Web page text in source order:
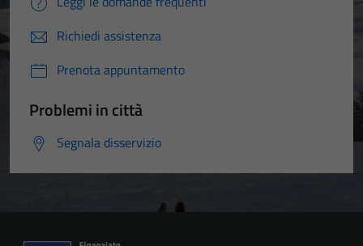
Richiedi assistenza
Prenota appuntamento
Problemi in città
Segnala disservizio